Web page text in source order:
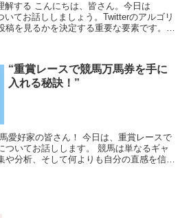
解する こんにちは、皆さん。今日は
いてお話ししましょう。Twitterのアルゴリ
稿を見るかを決定する重要な要素です。そ
“重賞レースで競馬万馬券を手に
入れる秘訣！”
愛好家の皆さん！ 今日は、重賞レースで
ついてお話しします。 競馬は単なるギャ
分析、そして何よりも自分の直感を信じ